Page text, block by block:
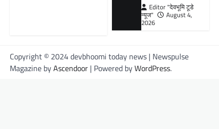
Editor "देवभूमि टूडे
न्यूज"
August 4,
2026
Copyright © 2024 devbhoomi today news | Newspulse
Magazine byAscendoor | Powered byWordPress.